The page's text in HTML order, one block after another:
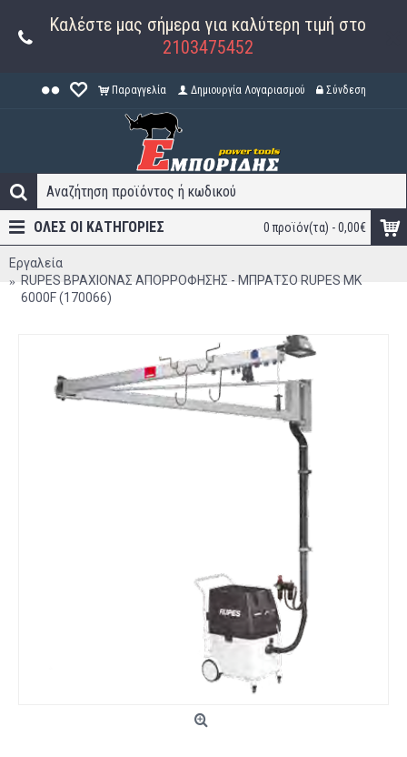
Καλέστε μας σήμερα για καλύτερη τιμή στο
2103475452
Παραγγελία Δημιουργία Λογαριασμού Σύνδεση
0 προϊόν(τα) - 0,00€
ΟΛΕΣ ΟΙ ΚΑΤΗΓΟΡΊΕΣ
Εργαλεία
RUPES ΒΡΑΧΙΟΝΑΣ ΑΠΟΡΡΟΦΗΣΗΣ - ΜΠΡΑΤΣΟ RUPES MK
6000F (170066)